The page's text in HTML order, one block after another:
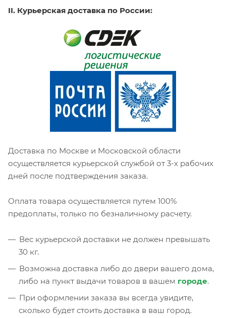
II. Курьерская доставка по России:
Доставка по Москве и Московской области
осуществляется курьерской службой от 3-х рабочих
дней после подтверждения заказа.
Оплата товара осуществляется путем 100%
предоплаты, только по безналичному расчету.
Вес курьерской доставки не должен превышать
30 кг.
Возможна доставка либо до двери вашего дома,
либо на пункт выдачи товаров в вашем городе.
При оформлении заказа вы всегда увидите,
сколько будет стоить доставка в ваш город.